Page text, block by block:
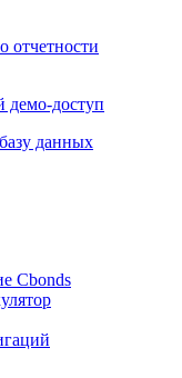
данных
Cbonds